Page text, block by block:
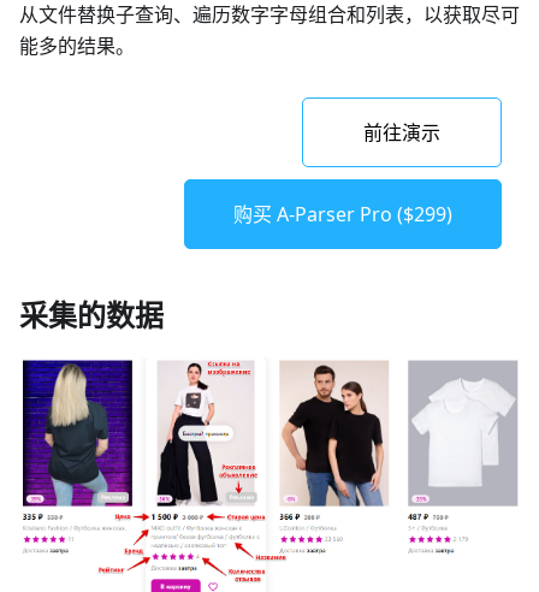
从文件替换子查询、遍历数字字母组合和列表，以获取尽可
能多的结果。
前往演示
购买 A-Parser Pro ($299)
采集的数据